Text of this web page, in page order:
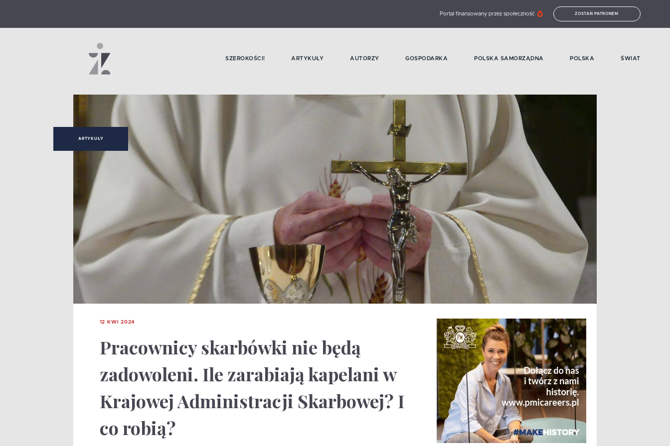
Portal finansowany przez społeczność ZOSTAŃ PATRONEM
SZEROKOŚCI! ARTYKUŁY AUTORZY GOSPODARKA POLSKA SAMORZĄDNA POLSKA ŚWIAT
ARTYKUŁY
12 KWI 2024
Pracownicy skarbówki nie będą
zadowoleni. Ile zarabiają kapelani w
Krajowej Administracji Skarbowej? I
co robią?